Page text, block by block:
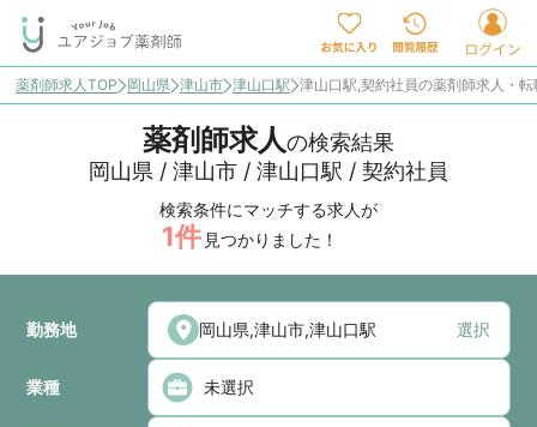
薬剤師求人TOP 岡山県 津山市 津山口駅 津山口駅,契約社員の薬剤師求人・
薬剤師求人の検索結果
岡山県 / 津山市 / 津山口駅 / 契約社員
検索条件にマッチする求人が
1件 見つかりました！
勤務地 選択
業種